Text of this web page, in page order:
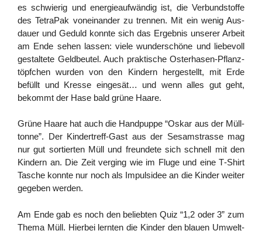
es schwie­rig und ener­gie­auf­wän­dig ist, die Ver­bund­stof­fe
des Tetra­Pak von­ein­an­der zu tren­nen. Mit ein wenig Aus­
dau­er und Geduld konn­te sich das Ergeb­nis unse­rer Arbeit
am Ende sehen las­sen: vie­le wun­der­schö­ne und lie­be­voll
gestal­te­te Geld­beu­tel. Auch prak­ti­sche Oster­ha­sen-Pflanz­
töpf­chen wur­den von den Kin­dern her­ge­stellt, mit Erde
befüllt und Kres­se ein­ge­sät… und wenn alles gut geht,
bekommt der Hase bald grü­ne Haare.
Grü­ne Haa­re hat auch die Hand­pup­pe “Oskar aus der Müll­
ton­ne”. Der Kin­der­treff-Gast aus der Sesam­stras­se mag
nur gut sor­tier­ten Müll und freun­de­te sich schnell mit den
Kin­dern an. Die Zeit ver­ging wie im Flu­ge und eine T‑Shirt
Tasche konn­te nur noch als Impuls­idee an die Kin­der wei­ter
gege­ben werden.
Am Ende gab es noch den belieb­ten Quiz “1,2 oder 3” zum
The­ma Müll. Hier­bei lern­ten die Kin­der den blau­en Umwelt­